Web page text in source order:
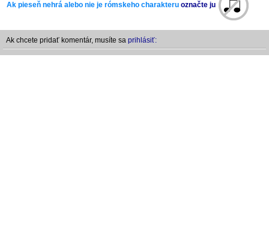
Ak pieseň nehrá alebo nie je rómskeho charakteru označte ju
Ak chcete pridať komentár, musíte sa prihlásiť: